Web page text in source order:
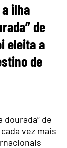
ilha
de
eleita a
de
dourada” de
vez mais